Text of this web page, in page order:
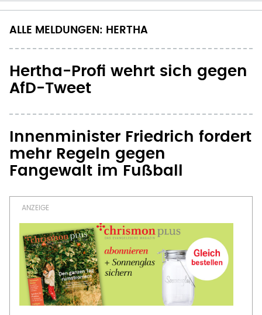
ALLE MELDUNGEN: HERTHA
Hertha-Profi wehrt sich gegen
AfD-Tweet
Innenminister Friedrich fordert
mehr Regeln gegen
Fangewalt im Fußball